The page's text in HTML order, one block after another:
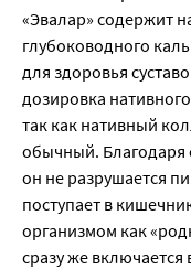
«Эвалар» содержит
глубоководного
для здоровья
дозировка
так как нативный
обычный. Благодаря
он не разрушается
поступает в
организмом как
сразу же включается